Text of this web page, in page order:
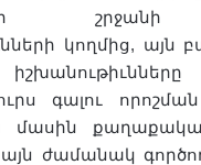
շրջանի
կողմից, այն
իշխանութիւնները
գալու
մասին
այն ժամանակ